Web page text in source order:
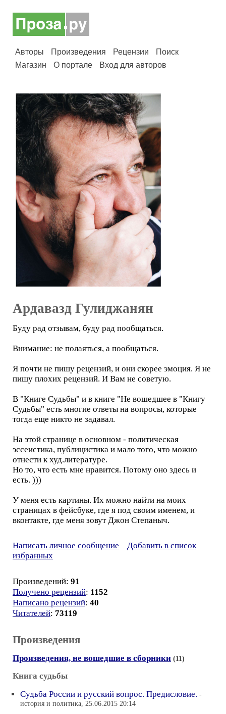
Авторы Произведения Рецензии
Поиск
Магазин
О портале Вход для авторов
Ардавазд Гулиджанян
Буду рад отзывам, буду рад пообщаться.
Внимание: не полаяться, а пообщаться.
Я почти не пишу рецензий, и они скорее эмоция. Я не
пишу плохих рецензий. И Вам не советую.
В "Книге Судьбы" и в книге "Не вошедшее в "Книгу
Судьбы" есть многие ответы на вопросы, которые
тогда еще никто не задавал.
На этой странице в основном - политическая
эссеистика, публицистика и мало того, что можно
отнести к худ.литературе.
Но то, что есть мне нравится. Потому оно здесь и
есть. )))
У меня есть картины. Их можно найти на моих
страницах в фейсбуке, где я под своим именем, и
вконтакте, где меня зовут Джон Степаныч.
Написать личное сообщение
Добавить в список
избранных
Произведений: 91
Получено рецензий: 1152
Написано рецензий: 40
Читателей: 73119
Произведения
Произведения, не вошедшие в сборники (11)
Книга судьбы
Судьба России и русский вопрос. Предисловие. -
история и политика, 25.06.2015 20:14